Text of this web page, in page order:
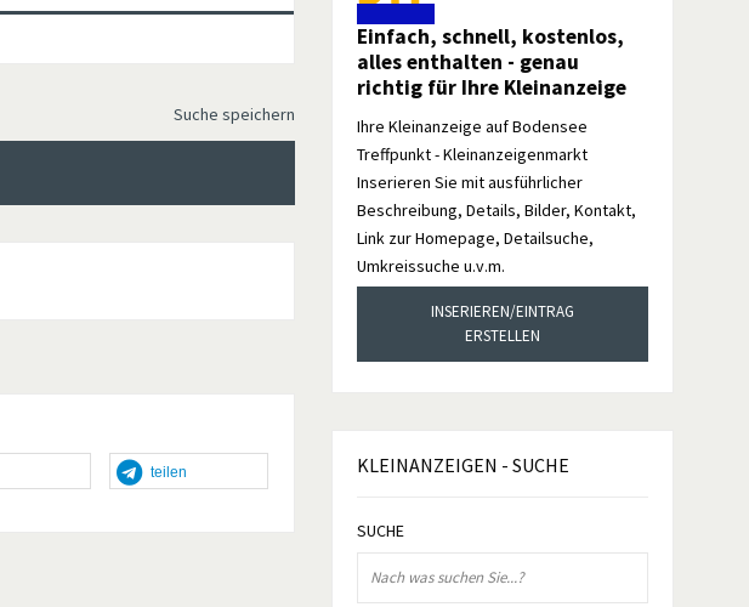
Suche speichern
teilen
Einfach, schnell, kostenlos,
alles enthalten - genau
richtig für Ihre Kleinanzeige
Ihre Kleinanzeige auf Bodensee
Treffpunkt - Kleinanzeigenmarkt
Inserieren Sie mit ausführlicher
Beschreibung, Details, Bilder, Kontakt,
Link zur Homepage, Detailsuche,
Umkreissuche u.v.m.
INSERIEREN/EINTRAG
ERSTELLEN
KLEINANZEIGEN - SUCHE
SUCHE